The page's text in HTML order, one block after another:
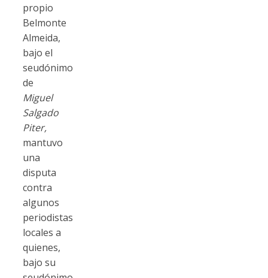
propio
Belmonte
Almeida,
bajo el
seudónimo
de
Miguel
Salgado
Piter,
mantuvo
una
disputa
contra
algunos
periodistas
locales a
quienes,
bajo su